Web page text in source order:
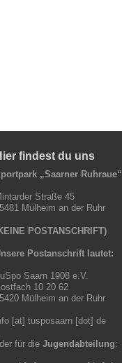
findest du uns
„Saarner Ruhraue“
Straße 45
Mülheim an der Ruhr
POSTANSCHRIFT)
Postanschrift lautet:
Saarn 1908 e.V.
10 20 62
Mülheim an der Ruhr
[at] tusposaarn [dot] de
für die Jugendabteilung: